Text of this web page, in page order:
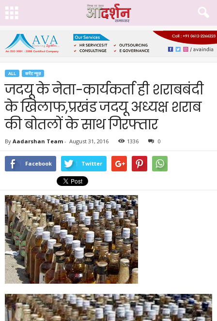
ALL करेंट न्यूज़
जदयू के नेता-कार्यकर्ता ही शराबबंदी
के खिलाफ,प्रखंड जदयू अध्यक्ष शराब
की बोतलों के साथ गिरफ्तार
By Aadarshan Team - August 31, 2016 1336 0
Facebook Twitter